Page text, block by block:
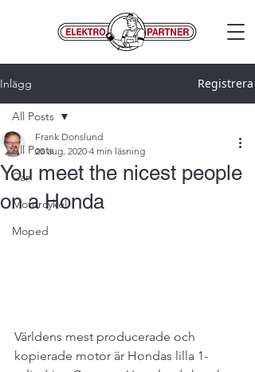
Inlägg Registrera
All Posts
Car
Motorcykel
Moped
All Posts
You meet the nicest people
on a Honda
Frank Donslund
20 aug. 2020 4 min läsning
Världens mest producerade och
kopierade motor är Hondas lilla 1-